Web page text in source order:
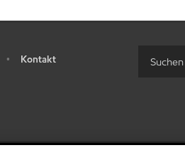
• Kontakt